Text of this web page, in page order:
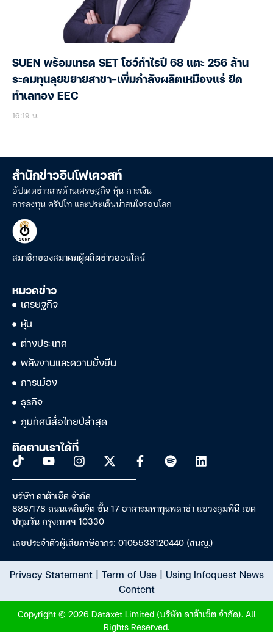
SUEN พร้อมเทรด SET โชว์กำไรปี 68 แตะ 256 ล้าน
ระดมทุนลุยขยายสาขา-เพิ่มกำลังผลิตเหมืองแร่ ยึด
ทำเลทอง EEC
16:19 น.
สำนักข่าวอินโฟเควสท์
อัปเดตข่าวสารด้านเศรษฐกิจ หุ้น การเงิน
การลงทุน คริปโท และประเด็นน่าสนใจรอบโลก
สมาชิกของสมาคมผู้ผลิตข่าวออนไลน์
หมวดข่าว
เศรษฐกิจ
หุ้น
ต่างประเทศ
พลังงานและความยั่งยืน
การเมือง
ธุรกิจ
ภูมิทัศน์สื่อไทยปีล่าสุด
ติดตามเราได้ที่
บริษัท ดาต้าเซ็ต จำกัด
888/178 ถนนเพลินจิต ชั้น 17 อาคารมหาทุนพลาซ่า แขวงลุมพินี เขต
ปทุมวัน กรุงเทพฯ 10330
เลขประจำตัวผู้เสียภาษีอากร: 0105533120440 (สนญ.)
Privacy Statement| Term of Use| Using Infoquest News
Content
Copyright © 2026 Dataxet Limited (บริษัท ดาต้าเซ็ต จำกัด). All
Rights Reserved.